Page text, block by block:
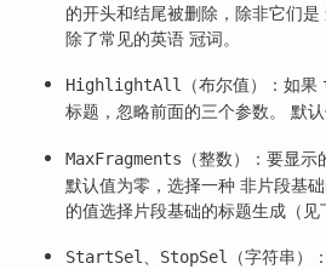
的开头和结尾被删除，除非它们
除了常见的英语 冠词。
HighlightAll （布尔值）：如果
标题，忽略前面的三个参数。 默
MaxFragments
（整数）：要显示
默认值为零，选择一种 非片段基
的值选择片段基础的标题生成（见
StartSel StopSel
（字符串）